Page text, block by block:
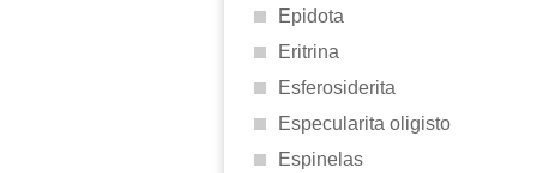
Epidota
Eritrina
Esferosiderita
Especularita oligisto
Espinelas